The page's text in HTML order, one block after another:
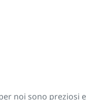
noi sono preziosi e